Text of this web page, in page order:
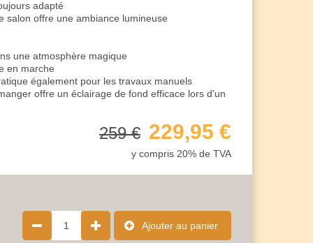
adapté
salon offre une ambiance lumineuse
une atmosphère magique
en marche
également pour les travaux manuels
offre un éclairage de fond efficace lors d'un
de l'éclairage en choisissant l'ampoule
LED à faible consommation d'énergie avec
varier l'intensité lumineuse sur 3 niveaux
la directement, réduisez-la à 50%
259 € 229,95 €
y compris 20% de TVA
1 Ajouter au panier